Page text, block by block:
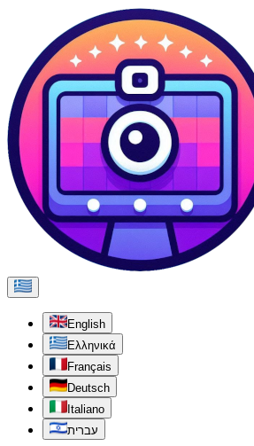
English
Ελληνικά
Français
Deutsch
Italiano
עברית